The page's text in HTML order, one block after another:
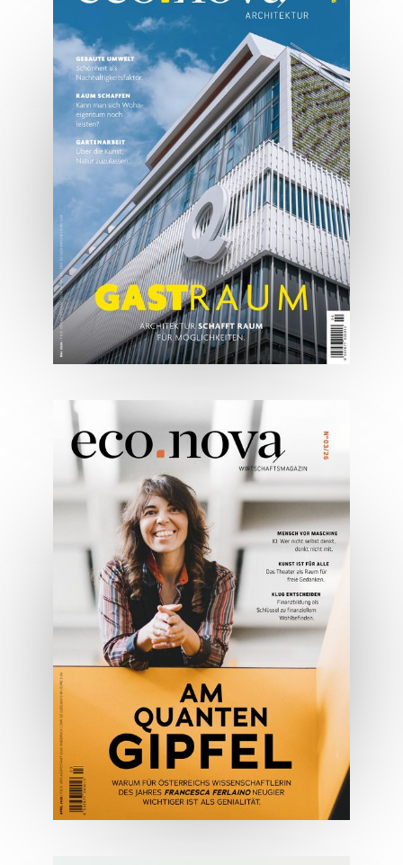
07/2026
Tirols Top 500 - Juli/August
2026
JETZT BESTELLEN
ONLINE LESEN
05/2026
Spezial: Architektur &
Lifestyle Mai 2026
JETZT BESTELLEN
ONLINE LESEN